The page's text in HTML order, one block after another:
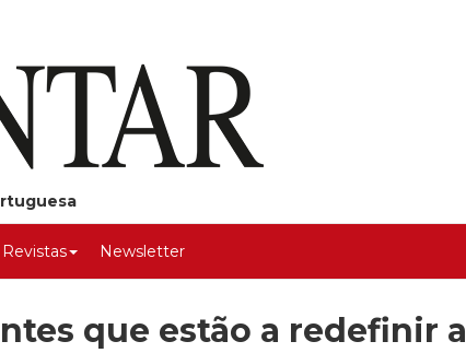
Revistas Newsletter
que estão a redefinir a